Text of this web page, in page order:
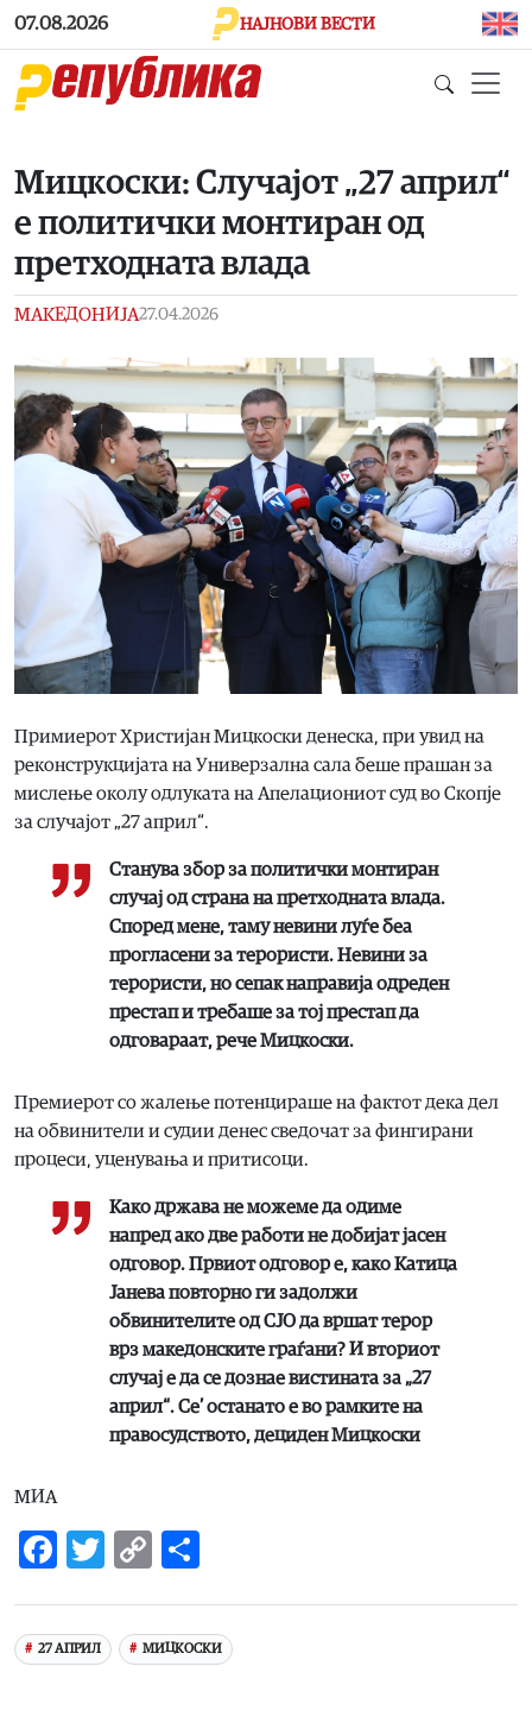
Skip to main content
07.08.2026 НАЈНОВИ ВЕСТИ
Мицкоски: Случајот „27 април“
е политички монтиран од
претходната влада
МАКЕДОНИЈА27.04.2026
Примиерот Христијан Мицкоски денеска, при увид на
реконструкцијата на Универзална сала беше прашан за
мислење околу одлуката на Апелациониот суд во Скопје
за случајот „27 април“.
Станува збор за политички монтиран
случај од страна на претходната влада.
Според мене, таму невини луѓе беа
прогласени за терористи. Невини за
терористи, но сепак направија одреден
престап и требаше за тој престап да
одговараат, рече Мицкоски.
Премиерот со жалење потенцираше на фактот дека дел
на обвинители и судии денес сведочат за фингирани
процеси, уценувања и притисоци.
Како држава не можеме да одиме
напред ако две работи не добијат јасен
одговор. Првиот одговор е, како Катица
Јанева повторно ги задолжи
обвинителите од СЈО да вршат терор
врз македонските граѓани? И вториот
случај е да се дознае вистината за „27
април“. Се’ останато е во рамките на
правосудството, дециден Мицкоски
МИА
Facebook
Twitter
Copy
27 АПРИЛ МИЦКОСКИ